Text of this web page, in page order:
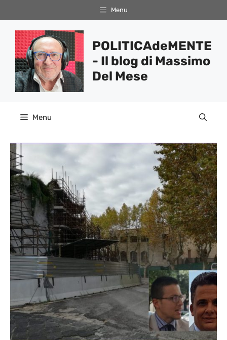
al
contenuto
Menu
POLITICAdeMENTE
- Il blog di Massimo
Del Mese
Menu